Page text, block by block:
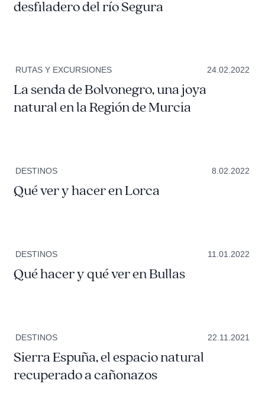
desfiladero del río Segura
RUTAS Y EXCURSIONES 24.02.2022
La senda de Bolvonegro, una joya
natural en la Región de Murcia
DESTINOS 8.02.2022
Qué ver y hacer en Lorca
DESTINOS 11.01.2022
Qué hacer y qué ver en Bullas
DESTINOS 22.11.2021
Sierra Espuña, el espacio natural
recuperado a cañonazos